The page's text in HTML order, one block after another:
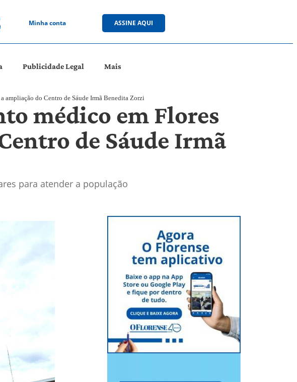
Minha conta ASSINE AQUI
Publicidade Legal Mais
ampliação do Centro de Sáude Irmã Benedita Zorzi
médico em Flores
de Sáude Irmã
para atender a população